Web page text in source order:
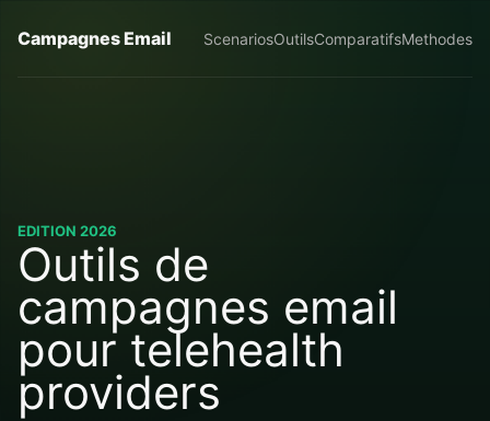
Campagnes Email ScenariosOutilsComparatifsMethodes
EDITION 2026
Outils de
campagnes email
pour telehealth
providers